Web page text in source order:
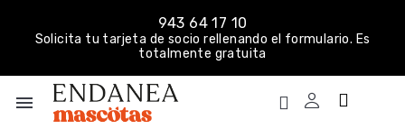
943 64 17 10
Solicita tu tarjeta de socio rellenando el formulario. Es
totalmente gratuita
menu